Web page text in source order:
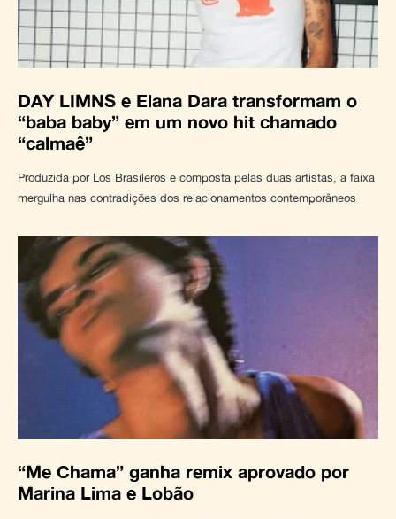
DAY LIMNS e Elana Dara transformam o
“baba baby” em um novo hit chamado
“calmaê”
Produzida por Los Brasileros e composta pelas duas artistas, a faixa
mergulha nas contradições dos relacionamentos contemporâneos
“Me Chama” ganha remix aprovado por
Marina Lima e Lobão